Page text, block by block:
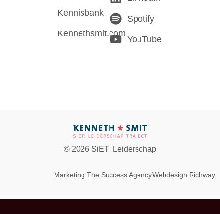
Kennisbank
Kennethsmit.com
Spotify
YouTube
© 2026 SiET! Leiderschap
Marketing The Success AgencyWebdesign Richway